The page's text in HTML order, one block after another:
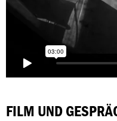
FILM UND